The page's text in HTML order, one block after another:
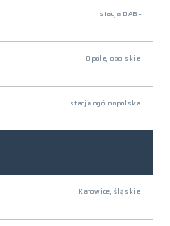
stacja DAB+
Opole, opolskie
stacja ogólnopolska
Katowice, śląskie